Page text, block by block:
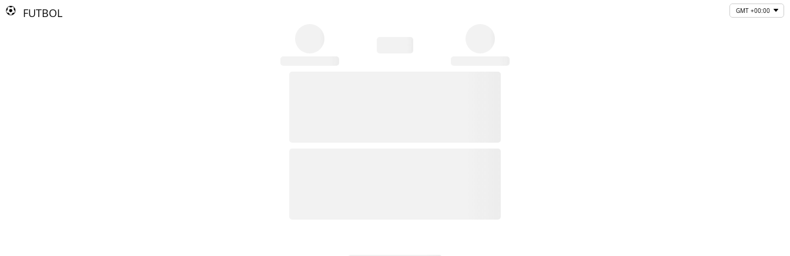
FUTBOL GMT +00:00